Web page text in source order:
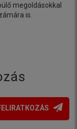
megoldásokkal
is.